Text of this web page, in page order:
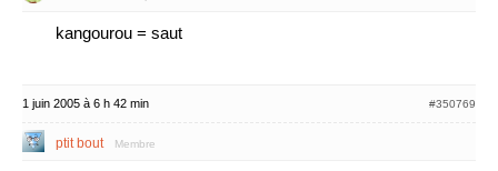
kangourou = saut
1 juin 2005 à 6 h 42 min #350769
ptit bout Membre